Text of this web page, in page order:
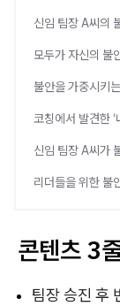
신임 팀장 A씨의
모두가 자신의 불
불안을 가중시키
코칭에서 발견한
신임 팀장 A씨가
리더들을 위한 불
콘텐츠 3
팀장 승진 후